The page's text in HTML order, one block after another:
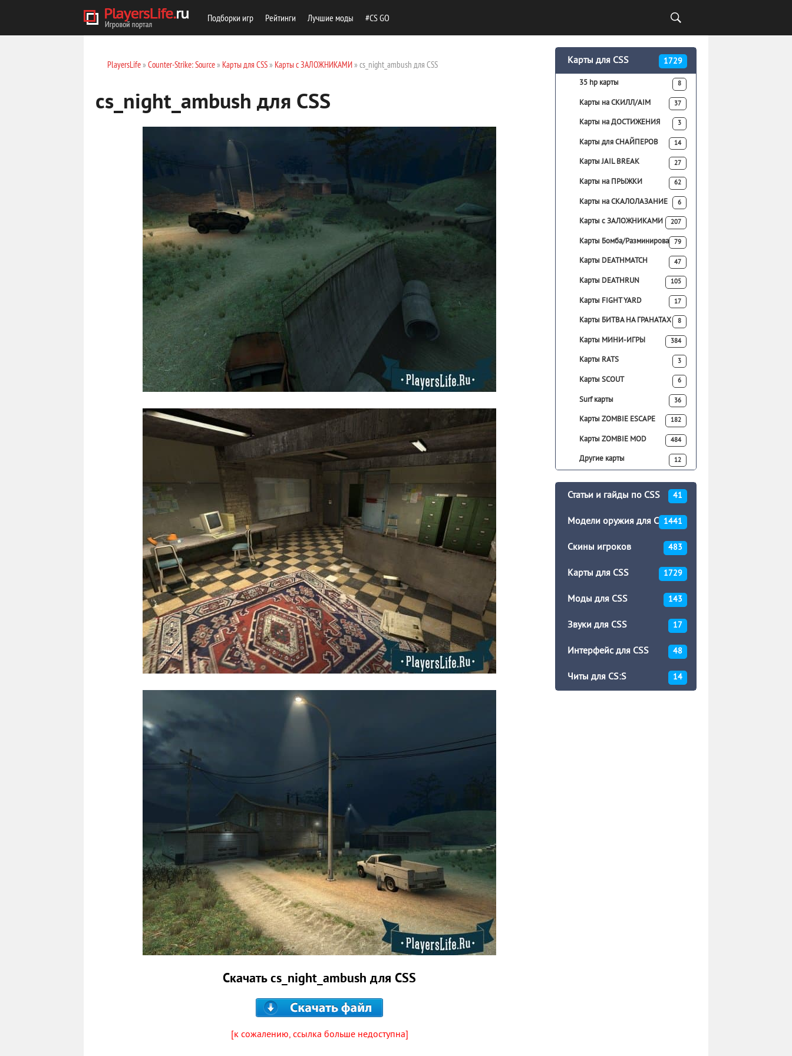
Подборки игр Рейтинги Лучшие моды #CS GO
PlayersLife» Counter-Strike: Source» Карты для CSS» Карты с ЗАЛОЖНИКАМИ» cs_night_ambush для CSS
cs_night_ambush для CSS
Скачать cs_night_ambush для CSS
[к сожалению, ссылка больше недоступна]
Карты для CSS 1729
35 hp карты 8
Карты на СКИЛЛ/AIM 37
Карты на ДОСТИЖЕНИЯ 3
Карты для СНАЙПЕРОВ 14
Карты JAIL BREAK 27
Карты на ПРЫЖКИ 62
Карты на СКАЛОЛАЗАНИЕ 6
Карты с ЗАЛОЖНИКАМИ 207
Карты Бомба/Разминирование
79
Карты DEATHMATCH 47
Карты DEATHRUN 105
Карты FIGHT YARD 17
Карты БИТВА НА ГРАНАТАХ 8
Карты МИНИ-ИГРЫ 384
Карты RATS 3
Карты SCOUT 6
Surf карты 36
Карты ZOMBIE ESCAPE 182
Карты ZOMBIE MOD 484
Другие карты 12
Статьи и гайды по CSS 41
Модели оружия для CSS1441
Скины игроков 483
Карты для CSS 1729
Моды для CSS 143
Звуки для CSS 17
Интерфейс для CSS 48
Читы для CS:S 14